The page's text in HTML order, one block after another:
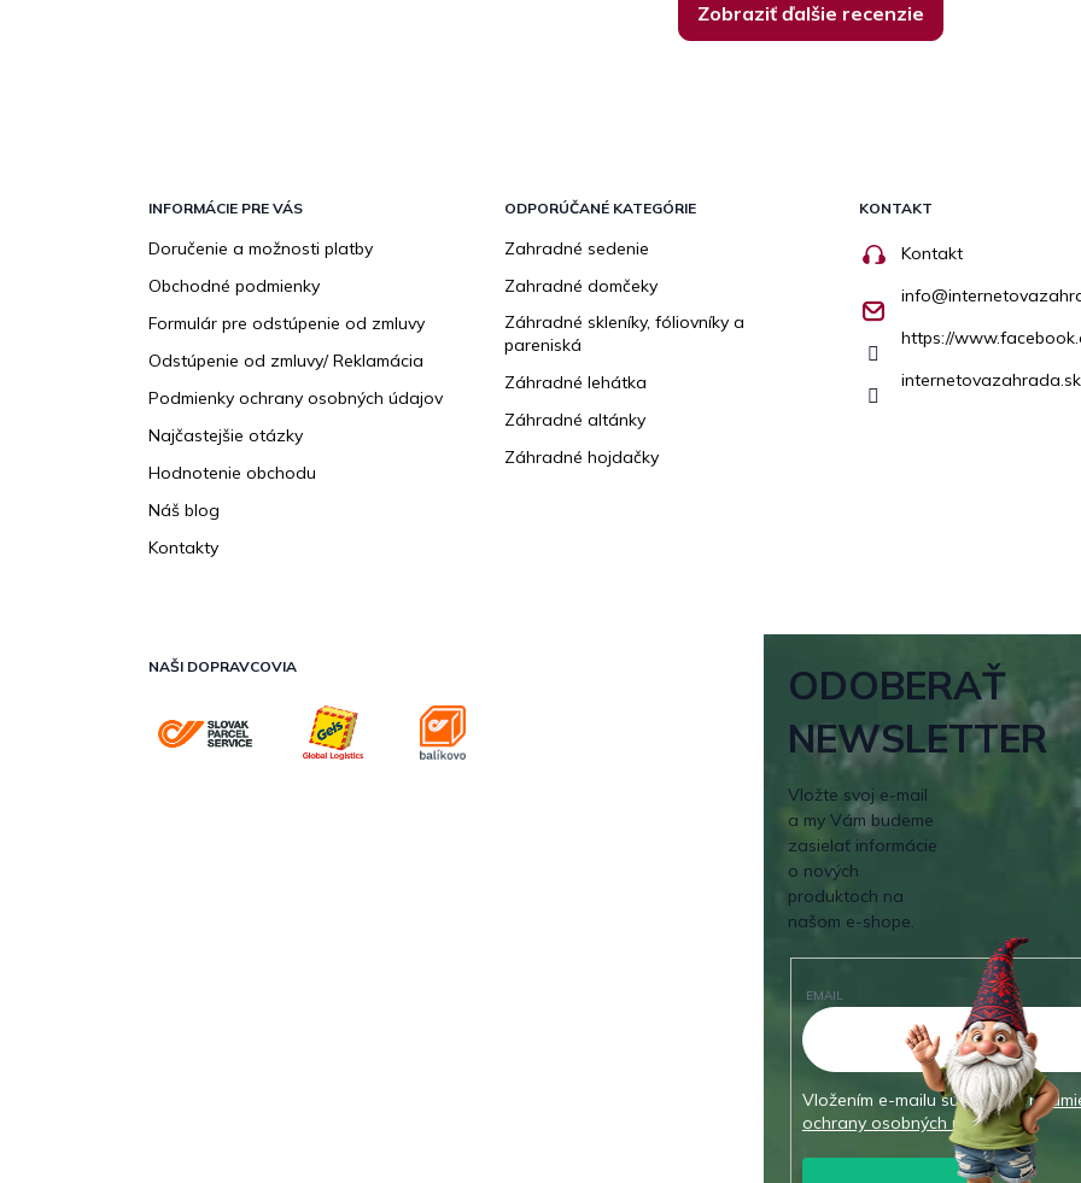
Zobraziť ďalšie recenzie
INFORMÁCIE PRE VÁS
Doručenie a možnosti platby
Obchodné podmienky
Formulár pre odstúpenie od zmluvy
Odstúpenie od zmluvy/ Reklamácia
Podmienky ochrany osobných údajov
Najčastejšie otázky
Hodnotenie obchodu
Náš blog
Kontakty
ODPORÚČANÉ KATEGÓRIE
Zahradné sedenie
Zahradné domčeky
Záhradné skleníky, fóliovníky a
pareniská
Záhradné lehátka
Záhradné altánky
Záhradné hojdačky
KONTAKT
Kontakt
info@
https://
internetovazahrada.sk
NAŠI DOPRAVCOVIA
ODOBERAŤ
NEWSLETTER
Vložte svoj e-mail
a my Vám budeme
zasielať informácie
o nových
produktoch na
našom e-shope.
EMAIL
Vložením e-mailu súhlasíte s
ochrany osobných údajov